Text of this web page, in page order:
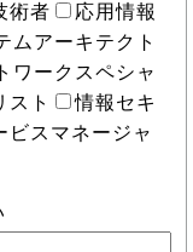
術者
応用情報
ムアーキテクト
ワークスペシャ
スト
情報セキ
ビスマネージャ